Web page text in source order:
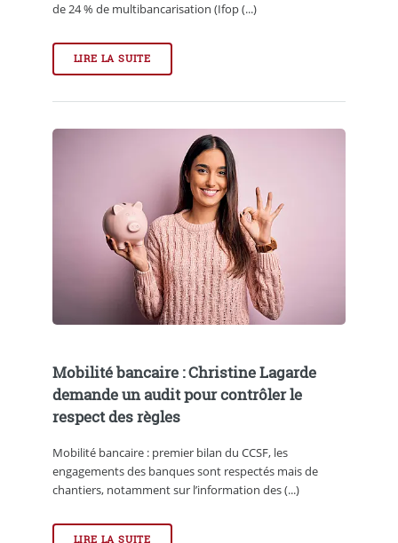
de 24 % de multibancarisation (Ifop (...)
LIRE LA SUITE
Mobilité bancaire : Christine Lagarde
demande un audit pour contrôler le
respect des règles
Mobilité bancaire : premier bilan du CCSF, les
engagements des banques sont respectés mais de
chantiers, notamment sur l’information des (...)
LIRE LA SUITE